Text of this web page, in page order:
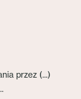
przez (...)